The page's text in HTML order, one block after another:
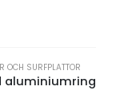
OCH SURFPLATTOR
aluminiumring